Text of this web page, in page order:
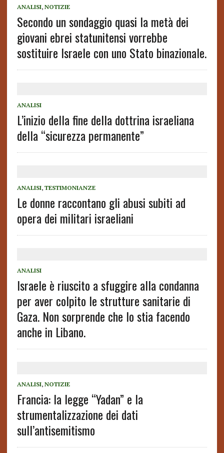
ANALISI, NOTIZIE
Secondo un sondaggio quasi la metà dei
giovani ebrei statunitensi vorrebbe
sostituire Israele con uno Stato binazionale.
ANALISI
L’inizio della fine della dottrina israeliana
della “sicurezza permanente”
ANALISI, TESTIMONIANZE
Le donne raccontano gli abusi subiti ad
opera dei militari israeliani
ANALISI
Israele è riuscito a sfuggire alla condanna
per aver colpito le strutture sanitarie di
Gaza. Non sorprende che lo stia facendo
anche in Libano.
ANALISI, NOTIZIE
Francia: la legge “Yadan” e la
strumentalizzazione dei dati
sull’antisemitismo